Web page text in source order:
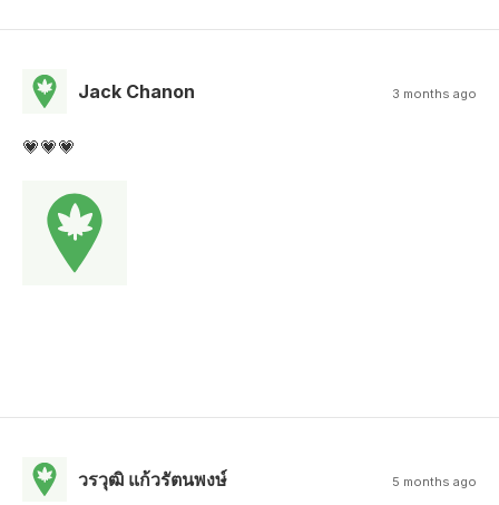
Jack Chanon 3 months ago
💗💗💗
วรวุฒิ แก้วรัตนพงษ์ 5 months ago